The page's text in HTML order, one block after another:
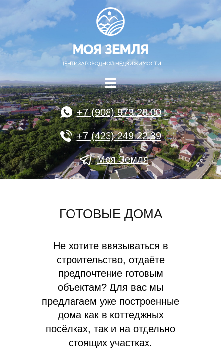
+7 (908) 973 29 00
+7 (423) 249 22 39
Моя Земля
ГОТОВЫЕ ДОМА
Не хотите ввязываться в
строительство, отдаёте
предпочтение готовым
объектам? Для вас мы
предлагаем уже построенные
дома как в коттеджных
посёлках, так и на отдельно
стоящих участках.